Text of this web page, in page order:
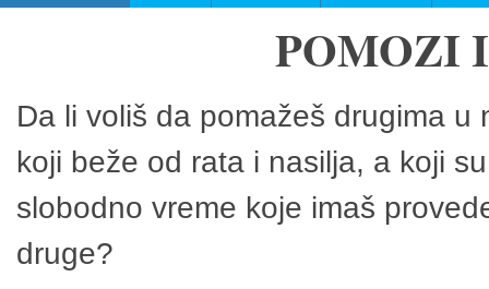
POMOZI
Da li voliš da pomažeš drugima
koji beže od rata i nasilja, a koji
slobodno vreme koje imaš
druge?